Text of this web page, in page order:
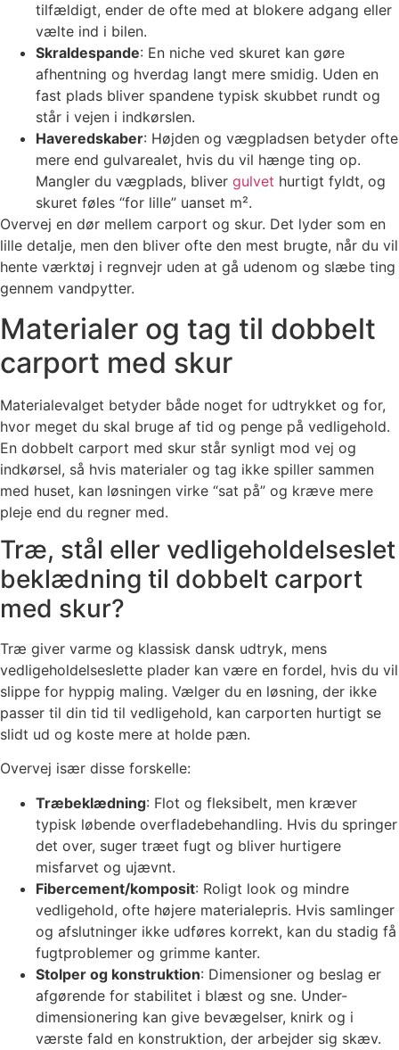
tilfældigt, ender de ofte med at blokere adgang eller
vælte ind i bilen.
Skraldespande: En niche ved skuret kan gøre
afhentning og hverdag langt mere smidig. Uden en
fast plads bliver spandene typisk skubbet rundt og
står i vejen i indkørslen.
Haveredskaber: Højden og vægpladsen betyder ofte
mere end gulvarealet, hvis du vil hænge ting op.
Mangler du vægplads, bliver gulvet hurtigt fyldt, og
skuret føles “for lille” uanset m².
Overvej en dør mellem carport og skur. Det lyder som en
lille detalje, men den bliver ofte den mest brugte, når du vil
hente værktøj i regnvejr uden at gå udenom og slæbe ting
gennem vandpytter.
Materialer og tag til dobbelt
carport med skur
Materialevalget betyder både noget for udtrykket og for,
hvor meget du skal bruge af tid og penge på vedligehold.
En dobbelt carport med skur står synligt mod vej og
indkørsel, så hvis materialer og tag ikke spiller sammen
med huset, kan løsningen virke “sat på” og kræve mere
pleje end du regner med.
Træ, stål eller vedligeholdelseslet
beklædning til dobbelt carport
med skur?
Træ giver varme og klassisk dansk udtryk, mens
vedligeholdelseslette plader kan være en fordel, hvis du vil
slippe for hyppig maling. Vælger du en løsning, der ikke
passer til din tid til vedligehold, kan carporten hurtigt se
slidt ud og koste mere at holde pæn.
Overvej især disse forskelle:
Træbeklædning: Flot og fleksibelt, men kræver
typisk løbende overfladebehandling. Hvis du springer
det over, suger træet fugt og bliver hurtigere
misfarvet og ujævnt.
Fibercement/komposit: Roligt look og mindre
vedligehold, ofte højere materialepris. Hvis samlinger
og afslutninger ikke udføres korrekt, kan du stadig få
fugtproblemer og grimme kanter.
Stolper og konstruktion: Dimensioner og beslag er
afgørende for stabilitet i blæst og sne. Under-
dimensionering kan give bevægelser, knirk og i
værste fald en konstruktion, der arbejder sig skæv.